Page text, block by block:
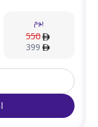
يوم
550
399